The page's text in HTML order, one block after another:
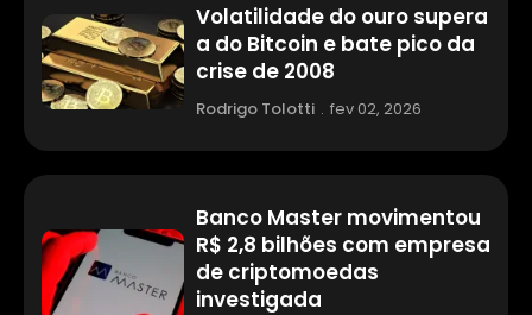
Volatilidade do ouro supera
a do Bitcoin e bate pico da
crise de 2008
Rodrigo Tolotti . fev 02, 2026
Banco Master movimentou
R$ 2,8 bilhões com empresa
de criptomoedas
investigada